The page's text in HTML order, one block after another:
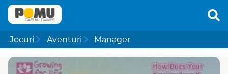
Jocuri Aventuri Manager